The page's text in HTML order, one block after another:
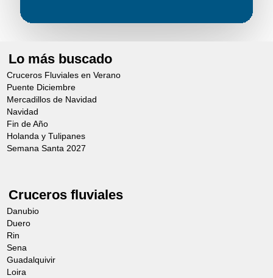
Lo más buscado
Cruceros Fluviales en Verano
Puente Diciembre
Mercadillos de Navidad
Navidad
Fin de Año
Holanda y Tulipanes
Semana Santa 2027
Cruceros fluviales
Danubio
Duero
Rin
Sena
Guadalquivir
Loira